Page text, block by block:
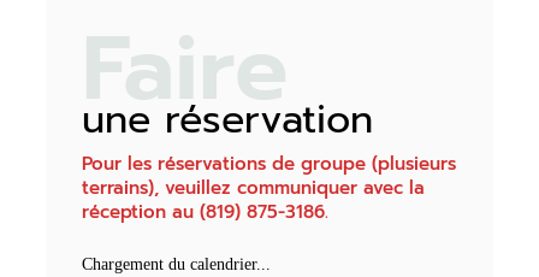
Faire
une réservation
Pour les réservations de groupe (plusieurs
terrains), veuillez communiquer avec la
réception au (819) 875-3186.
Chargement du calendrier...